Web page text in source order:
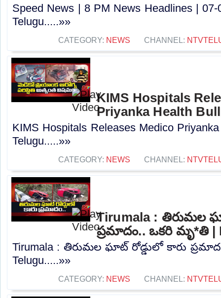
Speed News | 8 PM News Headlines | 07-
Telugu.....»»
CATEGORY: NEWS CHANNEL:
KIMS Hospitals
Priyanka Health
KIMS Hospitals Releases Medico
Telugu.....»»
CATEGORY: NEWS CHANNEL:
Tirumala : తిరుమల
ప్రమాదం.. ఒకరి మృ*తి |
Tirumala : తిరుమల ఘాట్‌ రోడ్డులో కారు
Telugu.....»»
CATEGORY: NEWS CHANNEL: